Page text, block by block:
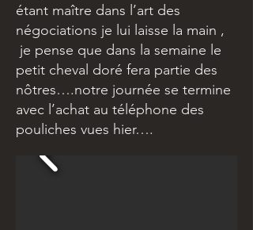
étant maître dans l’art des
négociations je lui laisse la main ,
je pense que dans la semaine le
petit cheval doré fera partie des
nôtres….notre journée se termine
avec l’achat au téléphone des
pouliches vues hier….